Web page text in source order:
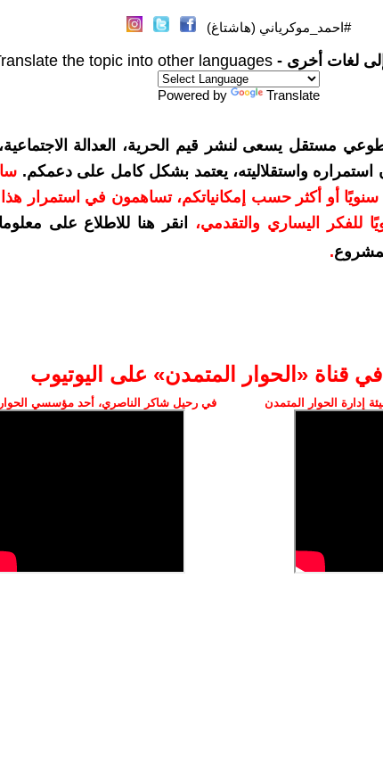
#احمد_موكرياني (هاشتاغ)
لغات أخرى - the topic into other languages
Powered by Translate
مستقل يسعى لنشر قيم الحرية، العدالة
استمراره واستقلاليته، يعتمد بشكل كامل على دعمكم.
10 دولارات سنويًا أو أكثر حسب إمكانياتكم، تساهمون في استمرار
للفكر اليساري والتقدمي،
انقر هنا للاطلاع على
.
قناة ‫«الحوار المتمدن» على اليوتيوب
إدارة الحوار المتمدن في رحيل شاكر الناصري، أحد مؤسسي